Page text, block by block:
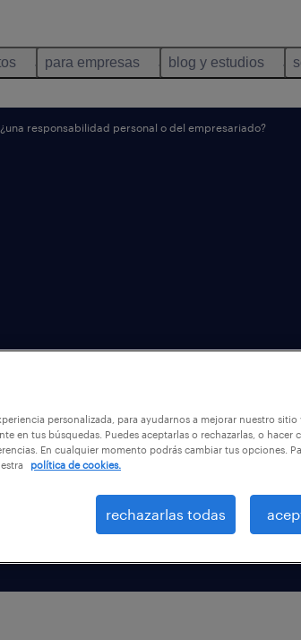
para empresas blog y estudios
responsabilidad personal o del empresariado?
personalizada, para ayudarnos a mejorar nuestro sitio
en tus búsquedas. Puedes aceptarlas o rechazarlas, o hacer
En cualquier momento podrás cambiar tus opciones.
política de cookies.
rechazarlas todas